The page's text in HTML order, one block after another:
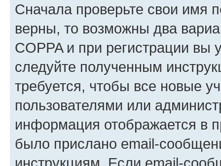
Сначала проверьте свои имя
верны, то возможны два
COPPA и при регистрации вы
следуйте полученным
требуется, чтобы все новые
пользователями или
информация отображается в
было прислано email-
инструкциям. Если email-